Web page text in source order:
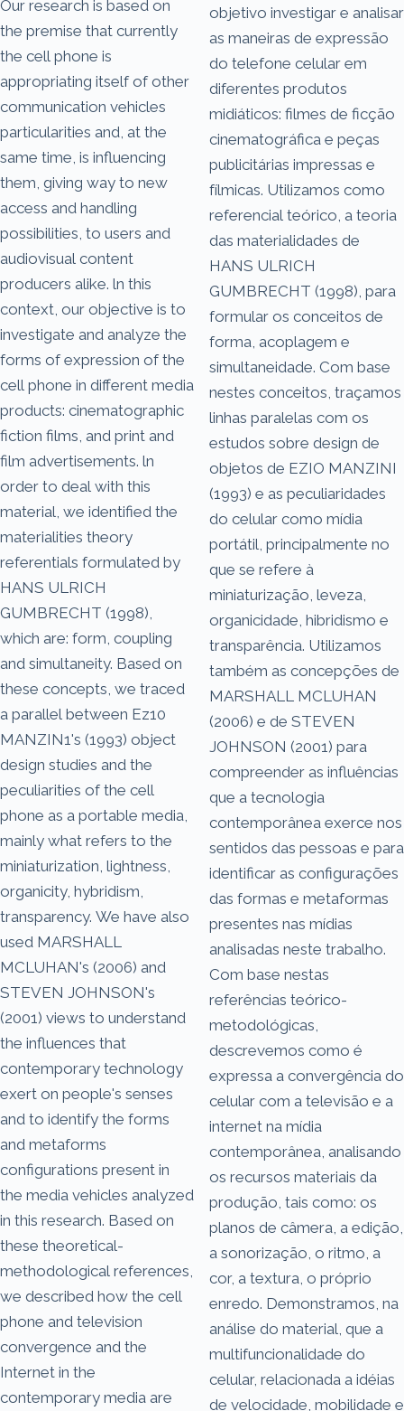
Our research is based on
the premise that currently
the cell phone is
appropriating itself of other
communication vehicles
particularities and, at the
same time, is influencing
them, giving way to new
access and handling
possibilities, to users and
audiovisual content
producers alike. ln this
context, our objective is to
investigate and analyze the
forms of expression of the
cell phone in different media
products: cinematographic
fiction films, and print and
film advertisements. ln
order to deal with this
material, we identified the
materialities theory
referentials formulated by
HANS ULRICH
GUMBRECHT (1998),
which are: form, coupling
and simultaneity. Based on
these concepts, we traced
a parallel between Ez10
MANZIN1's (1993) object
design studies and the
peculiarities of the cell
phone as a portable media,
mainly what refers to the
miniaturization, lightness,
organicity, hybridism,
transparency. We have also
used MARSHALL
MCLUHAN's (2006) and
STEVEN JOHNSON's
(2001) views to understand
the influences that
contemporary technology
exert on people's senses
and to identify the forms
and metaforms
configurations present in
the media vehicles analyzed
in this research. Based on
these theoretical-
methodological references,
we described how the cell
phone and television
convergence and the
Internet in the
contemporary media are
objetivo investigar e analisar
as maneiras de expressão
do telefone celular em
diferentes produtos
midiáticos: filmes de ficção
cinematográfica e peças
publicitárias impressas e
fílmicas. Utilizamos como
referencial teórico, a teoria
das materialidades de
HANS ULRICH
GUMBRECHT (1998), para
formular os conceitos de
forma, acoplagem e
simultaneidade. Com base
nestes conceitos, traçamos
linhas paralelas com os
estudos sobre design de
objetos de EZIO MANZINI
(1993) e as peculiaridades
do celular como mídia
portátil, principalmente no
que se refere à
miniaturização, leveza,
organicidade, hibridismo e
transparência. Utilizamos
também as concepções de
MARSHALL MCLUHAN
(2006) e de STEVEN
JOHNSON (2001) para
compreender as influências
que a tecnologia
contemporânea exerce nos
sentidos das pessoas e para
identificar as configurações
das formas e metaformas
presentes nas mídias
analisadas neste trabalho.
Com base nestas
referências teórico-
metodológicas,
descrevemos como é
expressa a convergência do
celular com a televisão e a
internet na mídia
contemporânea, analisando
os recursos materiais da
produção, tais como: os
planos de câmera, a edição,
a sonorização, o ritmo, a
cor, a textura, o próprio
enredo. Demonstramos, na
análise do material, que a
multifuncionalidade do
celular, relacionada a idéias
de velocidade, mobilidade e